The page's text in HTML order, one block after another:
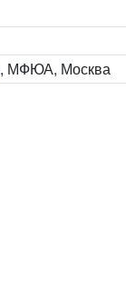
, МФЮА, Москва